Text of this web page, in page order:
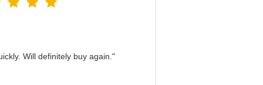
Will definitely buy again."